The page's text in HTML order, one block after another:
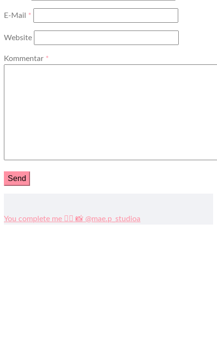
E-Mail *
Website
Kommentar *
You complete me ❤️‍🔥 📸 @mae.p_studioa